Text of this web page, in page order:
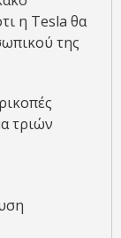
η Tesla θα
της
τριών